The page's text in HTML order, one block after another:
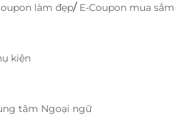
làm đẹp/ E-Coupon mua sắm
kiện
tâm Ngoại ngữ